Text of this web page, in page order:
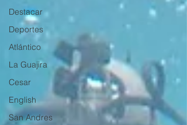
Destacar
Deportes
Atlántico
La Guajira
Cesar
English
San Andres